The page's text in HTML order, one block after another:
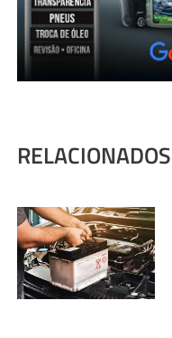
RELACIONADOS